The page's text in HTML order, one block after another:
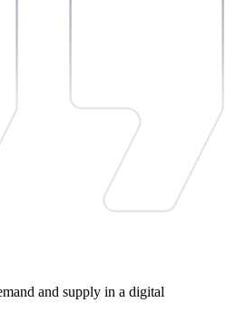
and supply in a digital